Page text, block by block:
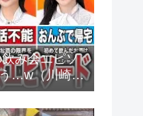
み会エピソ
…w（川崎
波、山下美